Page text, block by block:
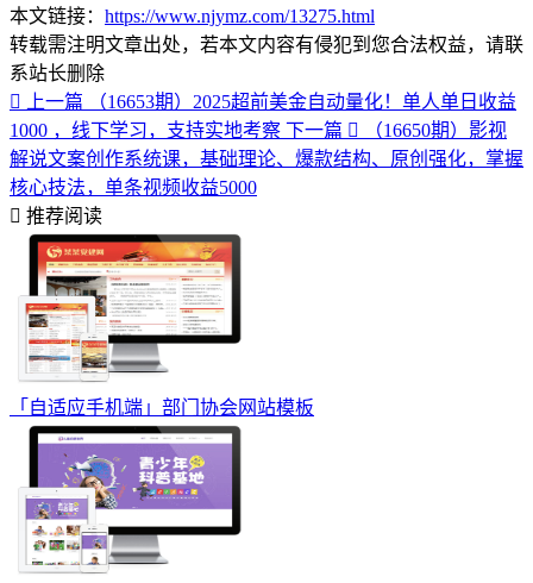
本文链接： https://www.njymz.com/13275.html
转载需注明文章出处，若本文内容有侵犯到您合法权益，请联
系站长删除
上一篇
（16653期）2025超前美金自动量化！单人单日收益
1000 ，线下学习，支持实地考察 下一篇
（16650期）影视
解说文案创作系统课，基础理论、爆款结构、原创强化，掌握
核心技法，单条视频收益5000
推荐阅读
「自适应手机端」部门协会网站模板